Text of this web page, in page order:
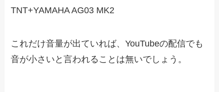
TNT+YAMAHA AG03 MK2
これだけ音量が出ていれば、YouTubeの配信でも
音が小さいと言われることは無いでしょう。